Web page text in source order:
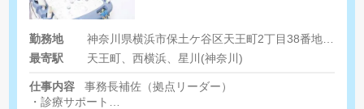
勤務地
最寄駅
天王町、西横浜、星川(神奈川)
仕事内容
事務長補佐（拠点リーダー）
・診療サポート